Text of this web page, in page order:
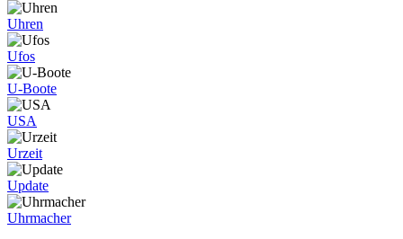
Uhren
Ufos
U-Boote
USA
Urzeit
Update
Uhrmacher